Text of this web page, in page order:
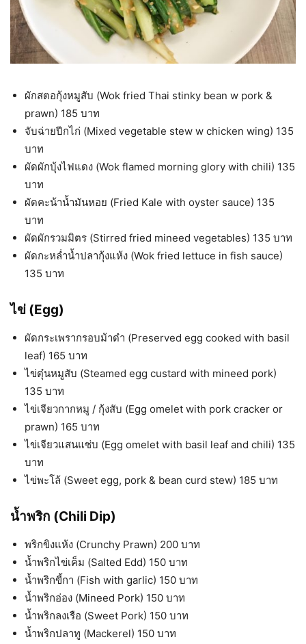
ผักสตอกุ้งหมูสับ (Wok fried Thai stinky bean w pork &
prawn) 185 บาท
จับฉ่ายปีกไก่ (Mixed vegetable stew w chicken wing) 135
บาท
ผัดผักบุ้งไฟแดง (Wok flamed morning glory with chili) 135
บาท
ผัดคะน้าน้ำมันหอย (Fried Kale with oyster sauce) 135
บาท
ผัดผักรวมมิตร (Stirred fried mineed vegetables) 135 บาท
ผัดกะหล่ำน้ำปลากุ้งแห้ง (Wok fried lettuce in fish sauce)
135 บาท
ไข่ (Egg)
ผัดกระเพรากรอบม้าดำ (Preserved egg cooked with basil
leaf) 165 บาท
ไข่ตุ๋นหมูสับ (Steamed egg custard with mineed pork)
135 บาท
ไข่เจียวกากหมู / กุ้งสับ (Egg omelet with pork cracker or
prawn) 165 บาท
ไข่เจียวแสนแซ่บ (Egg omelet with basil leaf and chili) 135
บาท
ไข่พะโล้ (Sweet egg, pork & bean curd stew) 185 บาท
น้ำพริก (Chili Dip)
พริกขิงแห้ง (Crunchy Prawn) 200 บาท
น้ำพริกไข่เค็ม (Salted Edd) 150 บาท
น้ำพริกขี้กา (Fish with garlic) 150 บาท
น้ำพริกอ่อง (Mineed Pork) 150 บาท
น้ำพริกลงเรือ (Sweet Pork) 150 บาท
น้ำพริกปลาทู (Mackerel) 150 บาท